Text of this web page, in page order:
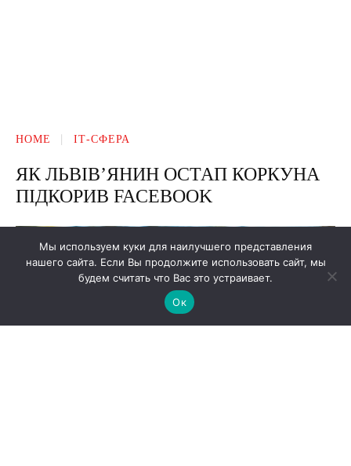
Мы используем куки для наилучшего представления
нашего сайта. Если Вы продолжите использовать сайт, мы
будем считать что Вас это устраивает.
Ок